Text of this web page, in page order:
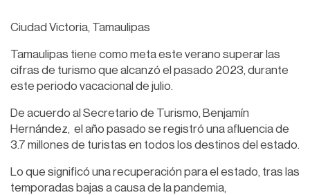
Ciudad Victoria, Tamaulipas
Tamaulipas tiene como meta este verano superar las
cifras de turismo que alcanzó el pasado 2023, durante
este periodo vacacional de julio.
De acuerdo al Secretario de Turismo, Benjamín
Hernández, el año pasado se registró una afluencia de
3.7 millones de turistas en todos los destinos del estado.
Lo que significó una recuperación para el estado, tras las
temporadas bajas a causa de la pandemia,